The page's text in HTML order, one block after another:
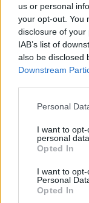
us or personal
your opt-out. You
disclosure of
IAB’s list of
also be disclosed
Downstream
Personal
I want to
personal data.
Opted In
I want to
Personal
Opted In
Ασημάκης
ετών και ενός
τη δολοφονία
δολοφονία
σύσταση και
Μάνος
τη δολοφονία
δολοφονία της